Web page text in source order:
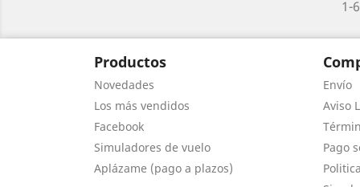
1-
Productos
Novedades
Los más vendidos
Facebook
Simuladores de vuelo
Aplázame (pago a plazos)
Envío
Aviso
Pago